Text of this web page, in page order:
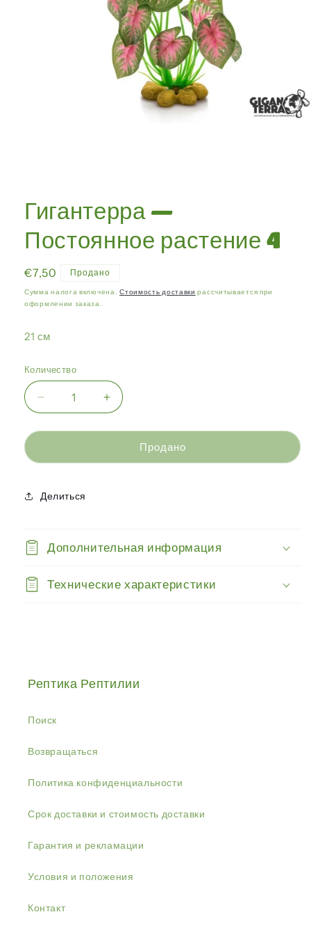
1
вГигантерра —
Постоянное растение 4
Обычная
цена
€7,50 Продано
Сумма налога включена.Стоимость доставки рассчитывается при
оформлении заказа.
21 см
Количество
Уменьшить
количество
Гигантерра
Постоянное
4
Увеличить
количество
Гигантерра
Постоянное
Продано
Делиться
Дополнительная информация
Технические характеристики
Рептика Рептилии
Поиск
Возвращаться
Политика конфиденциальности
Срок доставки и стоимость доставки
Гарантия и рекламации
Условия и положения
Контакт